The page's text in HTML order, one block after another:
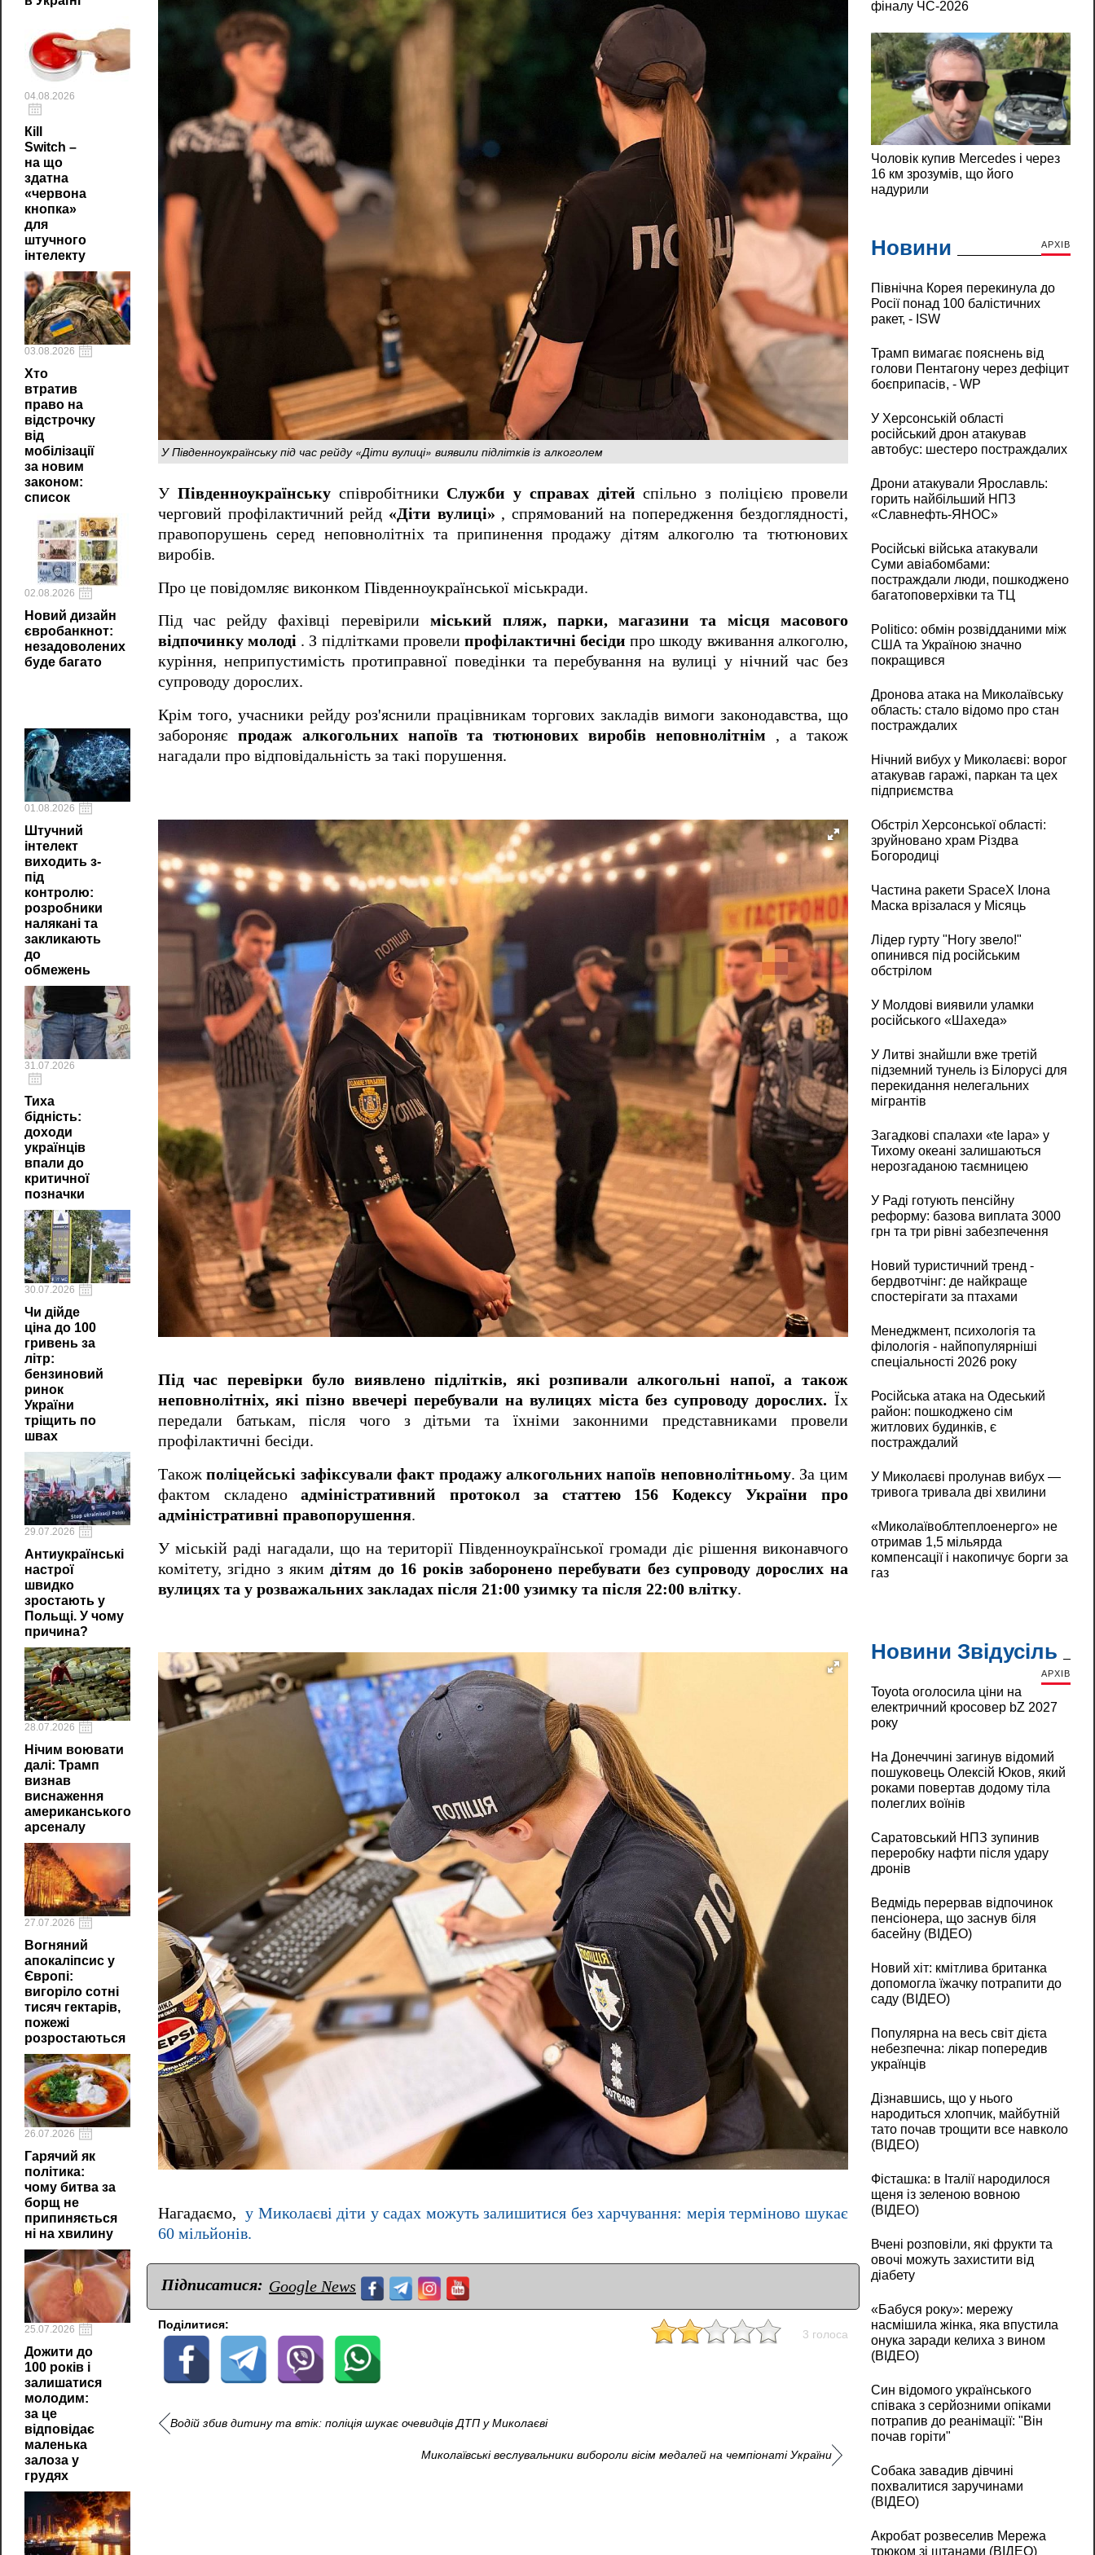
04.08.2026
Кill
Switch –
на що
здатна
«червона
кнопка»
для
штучного
інтелекту
03.08.2026
Хто
втратив
право на
відстрочку
від
мобілізації
за новим
законом:
список
02.08.2026
Новий дизайн
євробанкнот:
незадоволених
буде багато
01.08.2026
Штучний
інтелект
виходить з-
під
контролю:
розробники
налякані та
закликають
до
обмежень
31.07.2026
Тиха
бідність:
доходи
українців
впали до
критичної
позначки
30.07.2026
Чи дійде
ціна до 100
гривень за
літр:
бензиновий
ринок
України
тріщить по
швах
29.07.2026
Антиукраїнські
настрої
швидко
зростають у
Польщі. У чому
причина?
28.07.2026
Нічим воювати
далі: Трамп
визнав
виснаження
американського
арсеналу
27.07.2026
Вогняний
апокаліпсис у
Європі:
вигоріло сотні
тисяч гектарів,
пожежі
розростаються
26.07.2026
Гарячий як
політика:
чому битва за
борщ не
припиняється
ні на хвилину
25.07.2026
Дожити до
100 років і
залишатися
молодим:
за це
відповідає
маленька
залоза у
грудях
У Південноукраїнську під час рейду «Діти вулиці» виявили підлітків із алкоголем
У Південноукраїнськуспівробітники Служби у справах дітей спільно з поліцією провели
черговий профілактичний рейд «Діти вулиці» , спрямований на попередження бездоглядності,
правопорушень серед неповнолітніх та припинення продажу дітям алкоголю та тютюнових
виробів.
Про це повідомляє виконком Південноукраїнської міськради.
Під час рейду фахівці перевірили міський пляж, парки, магазини та місця масового
відпочинку молоді . З підлітками провели профілактичні бесіди про шкоду вживання алкоголю,
куріння, неприпустимість протиправної поведінки та перебування на вулиці у нічний час без
супроводу дорослих.
Крім того, учасники рейду роз'яснили працівникам торгових закладів вимоги законодавства, що
забороняє продаж алкогольних напоїв та тютюнових виробів неповнолітнім , а також
нагадали про відповідальність за такі порушення.
Під час перевірки було виявлено підлітків, які розпивали алкогольні напої, а також
неповнолітніх, які пізно ввечері перебували на вулицях міста без супроводу дорослих. Їх
передали батькам, після чого з дітьми та їхніми законними представниками провели
профілактичні бесіди.
Такожполіцейські зафіксували факт продажу алкогольних напоїв неповнолітньому. За цим
фактом складеноадміністративний протокол за статтею 156 Кодексу України про
адміністративні правопорушення.
У міській раді нагадали, що на території Південноукраїнської громади діє рішення виконавчого
комітету, згідно з яким дітям до 16 років заборонено перебувати без супроводу дорослих на
вулицях та у розважальних закладах після 21:00 узимку та після 22:00 влітку.
Нагадаємо, у Миколаєві діти у садах можуть залишитися без харчування: мерія терміново шукає
60 мільйонів.
Підписатися: Google News
Поділитися:
3 голоса
Водій збив дитину та втік: поліція шукає очевидців ДТП у Миколаєві
Миколаївські веслувальники вибороли вісім медалей на чемпіонаті України
Новини АРХІВ
Північна Корея перекинула до
Росії понад 100 балістичних
ракет, - ISW
Трамп вимагає пояснень від
голови Пентагону через дефіцит
боєприпасів, - WP
У Херсонській області
російський дрон атакував
автобус: шестеро постраждалих
Дрони атакували Ярославль:
горить найбільший НПЗ
«Славнефть-ЯНОС»
Російські війська атакували
Суми авіабомбами:
постраждали люди, пошкоджено
багатоповерхівки та ТЦ
Politico: обмін розвідданими між
США та Україною значно
покращився
Дронова атака на Миколаївську
область: стало відомо про стан
постраждалих
Нічний вибух у Миколаєві: ворог
атакував гаражі, паркан та цех
підприємства
Обстріл Херсонської області:
зруйновано храм Різдва
Богородиці
Частина ракети SpaceX Ілона
Маска врізалася у Місяць
Лідер гурту "Ногу звело!"
опинився під російським
обстрілом
У Молдові виявили уламки
російського «Шахеда»
У Литві знайшли вже третій
підземний тунель із Білорусі для
перекидання нелегальних
мігрантів
Загадкові спалахи «te lapa» у
Тихому океані залишаються
нерозгаданою таємницею
У Раді готують пенсійну
реформу: базова виплата 3000
грн та три рівні забезпечення
Новий туристичний тренд -
бердвотчінг: де найкраще
спостерігати за птахами
Менеджмент, психологія та
філологія - найпопулярніші
спеціальності 2026 року
Російська атака на Одеський
район: пошкоджено сім
житлових будинків, є
постраждалий
У Миколаєві пролунав вибух —
тривога тривала дві хвилини
«Миколаївоблтеплоенерго» не
отримав 1,5 мільярда
компенсації і накопичує борги за
газ
Новини Звідусіль
АРХІВ
Toyota оголосила ціни на
електричний кросовер bZ 2027
року
На Донеччині загинув відомий
пошуковець Олексій Юков, який
роками повертав додому тіла
полеглих воїнів
Саратовський НПЗ зупинив
переробку нафти після удару
дронів
Ведмідь перервав відпочинок
пенсіонера, що заснув біля
басейну (ВІДЕО)
Новий хіт: кмітлива британка
допомогла їжачку потрапити до
саду (ВІДЕО)
Популярна на весь світ дієта
небезпечна: лікар попередив
українців
Дізнавшись, що у нього
народиться хлопчик, майбутній
тато почав трощити все навколо
(ВІДЕО)
Фісташка: в Італії народилося
щеня із зеленою вовною
(ВІДЕО)
Вчені розповіли, які фрукти та
овочі можуть захистити від
діабету
«Бабуся року»: мережу
насмішила жінка, яка впустила
онука заради келиха з вином
(ВІДЕО)
Син відомого українського
співака з серйозними опіками
потрапив до реанімації: "Він
почав горіти"
Собака завадив дівчині
похвалитися заручинами
(ВІДЕО)
Акробат розвеселив Мережа
трюком зі штанами (ВІДЕО)